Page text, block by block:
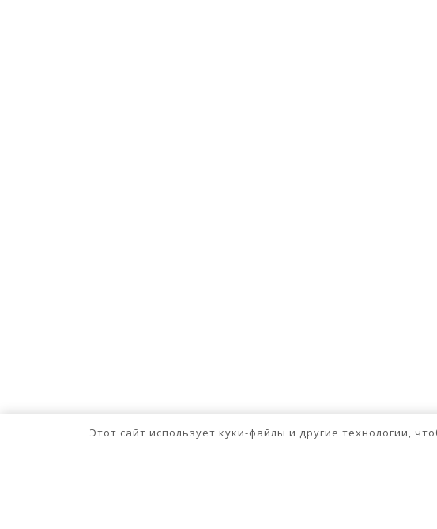
Этот сайт использует куки-файлы и другие технологии,